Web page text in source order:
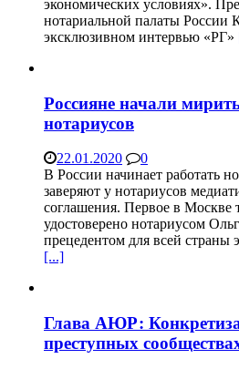
экономических условиях».
нотариальной палаты России
эксклюзивном интервью «РГ»
Россияне начали
нотариусов
22.01.2020
0
В России начинает работать
заверяют у нотариусов
соглашения. Первое в Москве
удостоверено нотариусом
прецедентом для всей страны
[...]
Глава АЮР:
преступных